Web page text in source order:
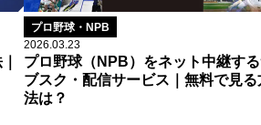
プロ野球・NPB
2026.03.23
プロ野球（NPB）をネット中継す
ブスク・配信サービス｜無料で見る
法は？